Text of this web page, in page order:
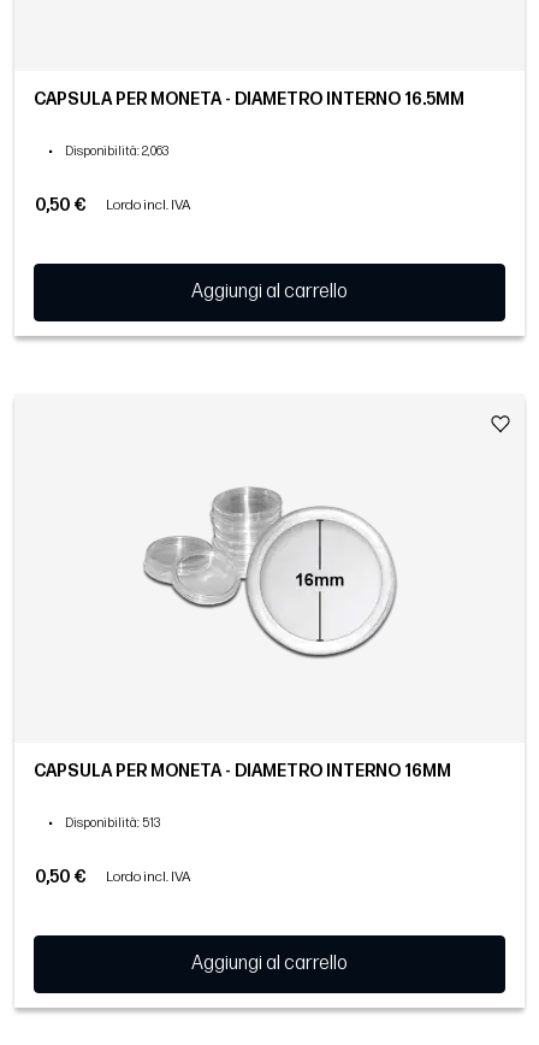
CAPSULA PER MONETA - DIAMETRO INTERNO 16.5MM
• Disponibilità: 2,063
0,50 € Lordo incl. IVA
Aggiungi al carrello
CAPSULA PER MONETA - DIAMETRO INTERNO 16MM
• Disponibilità: 513
0,50 € Lordo incl. IVA
Aggiungi al carrello